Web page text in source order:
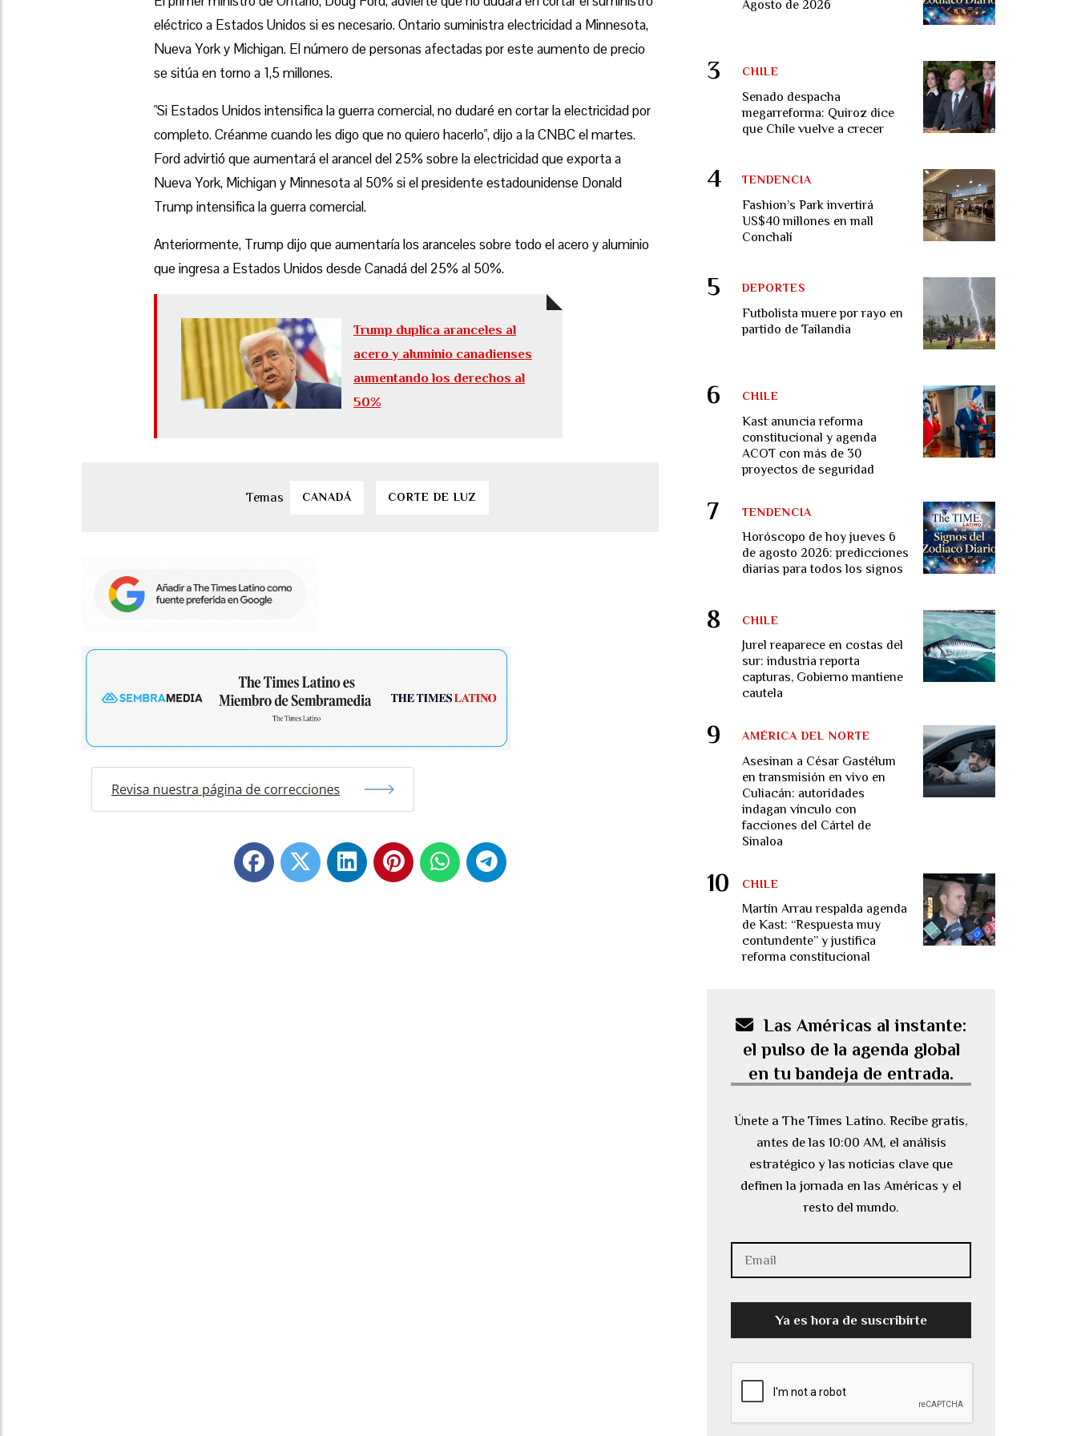
eléctrico a Estados Unidos si es necesario. Ontario suministra electricidad a Minnesota,
Nueva York y Michigan. El número de personas afectadas por este aumento de precio
se sitúa en torno a 1,5 millones.
"Si Estados Unidos intensifica la guerra comercial, no dudaré en cortar la electricidad por
completo. Créanme cuando les digo que no quiero hacerlo", dijo a la CNBC el martes.
Ford advirtió que aumentará el arancel del 25% sobre la electricidad que exporta a
Nueva York, Michigan y Minnesota al 50% si el presidente estadounidense Donald
Trump intensifica la guerra comercial.
Anteriormente, Trump dijo que aumentaría los aranceles sobre todo el acero y aluminio
que ingresa a Estados Unidos desde Canadá del 25% al ​​50%.
Trump duplica aranceles al
acero y aluminio canadienses
aumentando los derechos al
50%
CANADÁ CORTE DE LUZ
Agosto de 2026
Senado despacha
megarreforma: Quiroz dice
que Chile vuelve a crecer
CHILE
Fashion’s Park invertirá
US$40 millones en mall
Conchalí
TENDENCIA
Futbolista muere por rayo en
partido de Tailandia
DEPORTES
Kast anuncia reforma
constitucional y agenda
ACOT con más de 30
proyectos de seguridad
CHILE
Horóscopo de hoy jueves 6
de agosto 2026: predicciones
diarias para todos los signos
TENDENCIA
Jurel reaparece en costas del
sur: industria reporta
capturas, Gobierno mantiene
cautela
CHILE
Asesinan a César Gastélum
en transmisión en vivo en
Culiacán: autoridades
indagan vínculo con
facciones del Cártel de
Sinaloa
AMÉRICA DEL NORTE
Martín Arrau respalda agenda
de Kast: “Respuesta muy
contundente” y justifica
reforma constitucional
CHILE
Las Américas al instante:
el pulso de la agenda global
en tu bandeja de entrada.
Únete a The Times Latino. Recibe gratis,
antes de las 10:00 AM, el análisis
estratégico y las noticias clave que
definen la jornada en las Américas y el
resto del mundo.
Ya es hora de suscribirte